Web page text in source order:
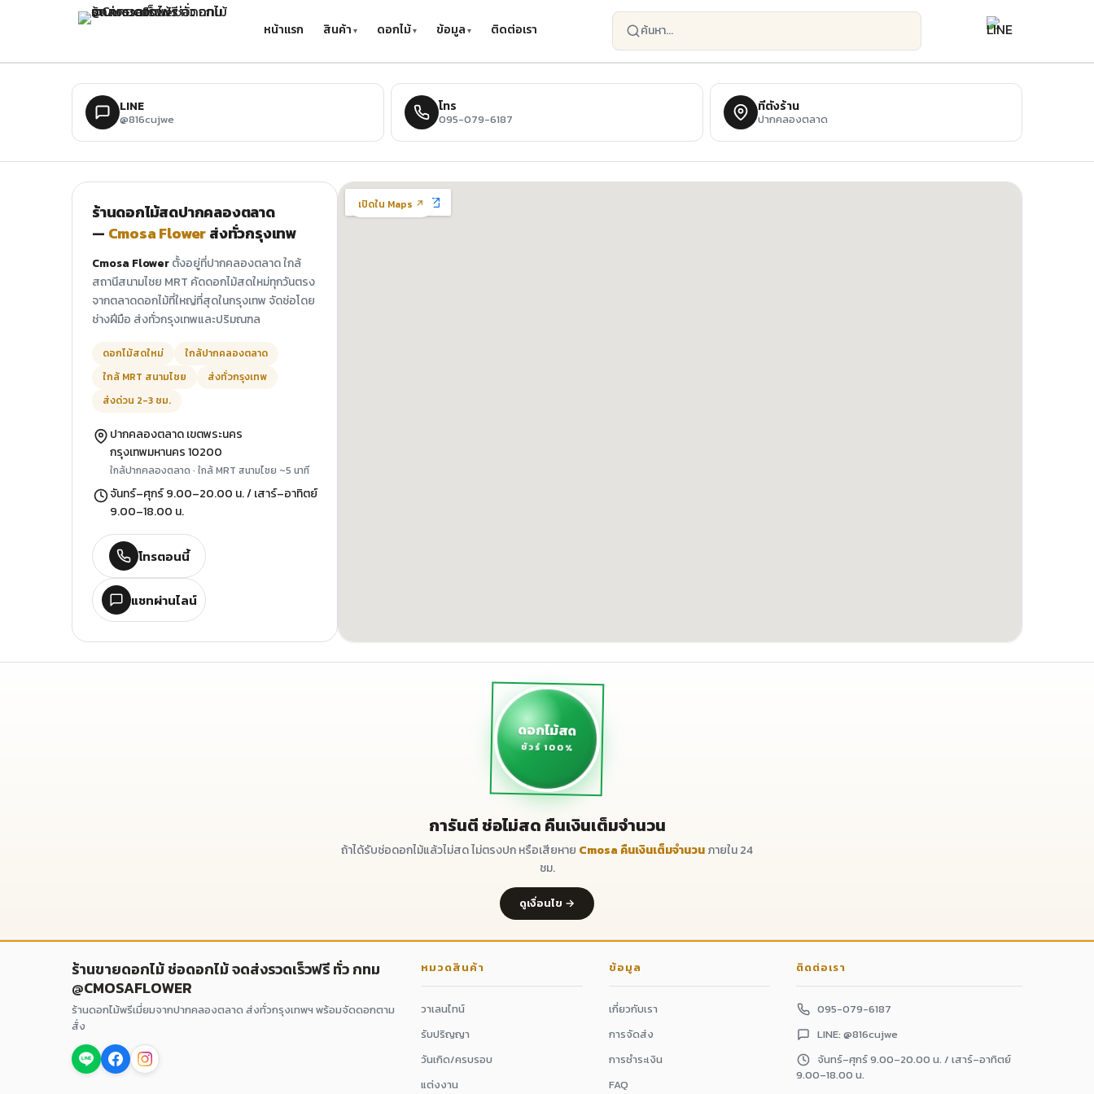
ข้ามไปยังเนื้อหาหลัก
หน้าแรก สินค้า ดอกไม้ ข้อมูล ติดต่อเรา
LINE
@816cujwe
โทร
095-079-6187
ที่ตั้งร้าน
ปากคลองตลาด
ร้านดอกไม้สดปากคลองตลาด
— Cmosa Flowerส่งทั่วกรุงเทพ
Cmosa Flowerตั้งอยู่ที่ปากคลองตลาด ใกล้
สถานีสนามไชย MRT คัดดอกไม้สดใหม่ทุกวันตรง
จากตลาดดอกไม้ที่ใหญ่ที่สุดในกรุงเทพ จัดช่อโดย
ช่างฝีมือ ส่งทั่วกรุงเทพและปริมณฑล
ดอกไม้สดใหม่
ใกล้ปากคลองตลาด
ใกล้ MRT สนามไชย
ส่งทั่วกรุงเทพ
ส่งด่วน 2-3 ชม.
ปากคลองตลาด เขตพระนคร
กรุงเทพมหานคร 10200
ใกล้ปากคลองตลาด · ใกล้ MRT สนามไชย ~5 นาที
จันทร์–ศุกร์ 9.00–20.00 น. / เสาร์–อาทิตย์
9.00–18.00 น.
โทรตอนนี้
แชทผ่านไลน์
เปิดใน Maps ↗
ดอกไม้สด
ชัวร์ 100%
การันตี ช่อไม่สด คืนเงินเต็มจำนวน
ถ้าได้รับช่อดอกไม้แล้วไม่สด ไม่ตรงปก หรือเสียหาย Cmosa คืนเงินเต็มจำนวนภายใน 24
ชม.
ดูเงื่อนไข →
ร้านขายดอกไม้ ช่อดอกไม้ จดส่งรวดเร็วฟรี ทั่ว กทม
@CMOSAFLOWER
ร้านดอกไม้พรีเมี่ยมจากปากคลองตลาด ส่งทั่วกรุงเทพฯ พร้อมจัดดอกตาม
สั่ง
หมวดสินค้า
วาเลนไทน์
รับปริญญา
วันเกิด/ครบรอบ
แต่งงาน
ข้อมูล
เกี่ยวกับเรา
การจัดส่ง
การชำระเงิน
FAQ
ติดต่อเรา
095-079-6187
LINE: @816cujwe
จันทร์–ศุกร์ 9.00–20.00 น. / เสาร์–อาทิตย์
9.00–18.00 น.